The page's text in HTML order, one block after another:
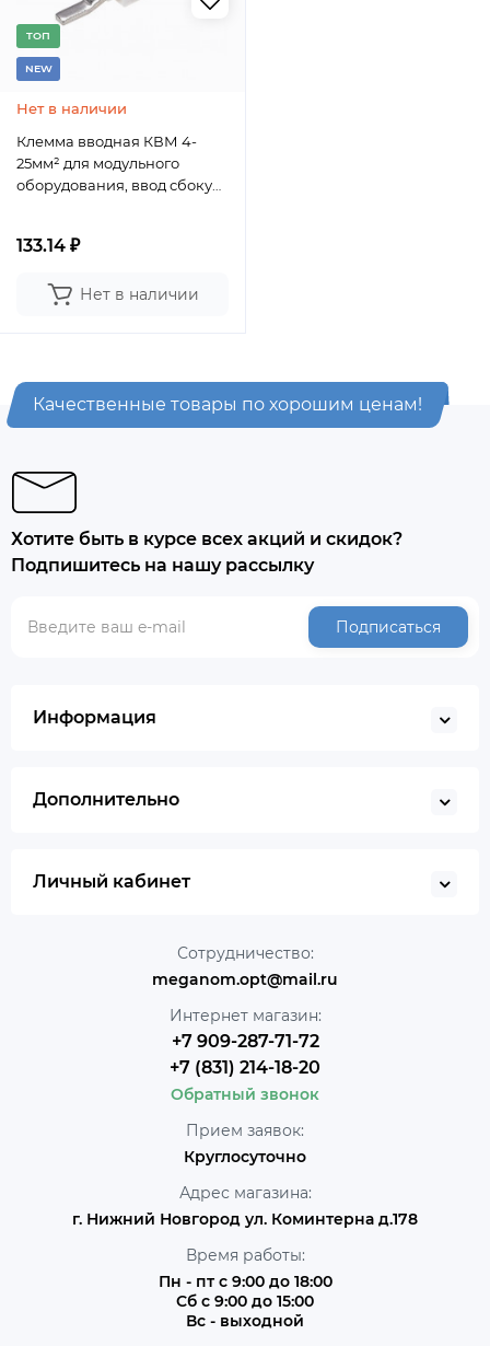
TОП
NEW
Нет в наличии
Клемма вводная КВМ 4-
25мм² для модульного
оборудования, ввод сбоку
133.14 ₽
Нет в наличии
Качественные товары по хорошим ценам!
Хотите быть в курсе всех акций и скидок?
Подпишитесь на нашу рассылку
Подписаться
Информация
Дополнительно
Личный кабинет
Сотрудничество:
meganom.opt@mail.ru
Интернет магазин:
+7 909-287-71-72
+7 (831) 214-18-20
Обратный звонок
Прием заявок:
Круглосуточно
Адрес магазина:
г. Нижний Новгород ул. Коминтерна д.178
Время работы:
Пн - пт с 9:00 до 18:00
Сб с 9:00 до 15:00
Вс - выходной